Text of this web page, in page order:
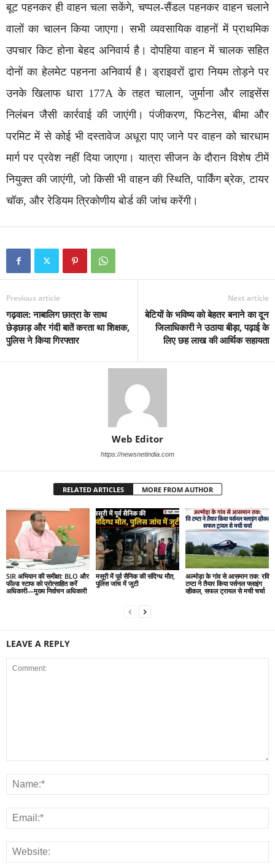
बूट पहनकर ही वाहन चला सकेंगे, चप्पल-सैंडल पहनकर वाहन चलाने
वालों का चालन किया जाएगा। सभी व्यवसायिक वाहनों में प्राथमिक
उपचार किट होना बेहद अनिवार्य है। दोपहिया वाहन में चालक सहित
दोनों का हेलमेट पहनना अनिवार्य है। ड्राइवरों द्वारा नियम तोड़ने पर
उनके खिलाफ धारा 177A के तहत चालान, जुर्माना और लाइसेंस
निलंबन जैसी कार्रवाई की जाएंगी। पंजीकरण, फिटनेस, बीमा और
परमिट में से कोई भी दस्तावेज अधूरा पाए जाने पर वाहन को चारधाम
मार्ग पर प्रवेश नहीं दिया जाएगा। यात्रा सीजन के दौरान विशेष टीमें
नियुक्त की जाएंगी, जो किसी भी वाहन की स्थिति, पार्किंग ब्रेक, टायर
चॉक, और रेडियम त्रिकोणीय बोर्ड की जांच करेंगी।
Previous article
गढ़वाल: नाबालिग छात्रा के साथ
छेड़छाड़ और गंदी बातें करता था शिक्षक,
पुलिस ने किया गिरफ्तार
Next article
बेटियों के भविष्य को बेहतर बनाने का दून
जिलाधिकारी ने उठाया बीड़ा, पढ़ाई के
लिए छह लाख की आर्थिक सहायता
Web Editor
https://newsnetindia.com
RELATED ARTICLES MORE FROM AUTHOR
SIR अभियान की समीक्षा: BLO और
फील्ड स्टाफ को प्रोत्साहित करें
अधिकारी—मुख्य निर्वाचन अधिकारी
मसूरी में पूर्व सैनिक की संदिग्ध मौत,
पुलिस जांच में जुटी
अल्मोड़ा के गांव से आसमान तक: रवि
टम्टा ने तैयार किया पर्सनल फ्लाइंग
व्हीकल, सफल ट्रायल से मची चर्चा
LEAVE A REPLY